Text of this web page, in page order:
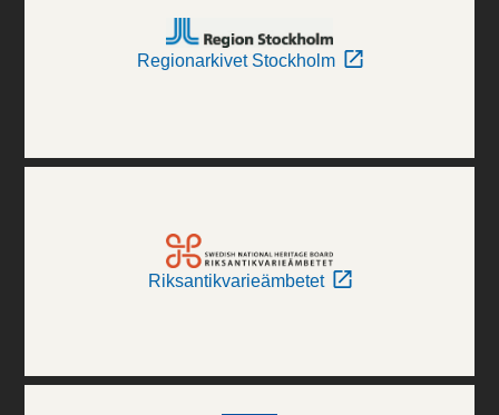
Regionarkivet Stockholm
Riksantikvarieämbetet